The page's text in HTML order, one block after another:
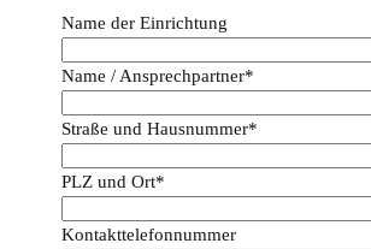
Name der Einrichtung
Name / Ansprechpartner*
Straße und Hausnummer*
PLZ und Ort*
Kontakttelefonnummer